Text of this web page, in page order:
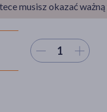
musisz okazać
Wybierz ilość